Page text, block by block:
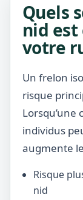
Quels
nid est
votre
Un frelon
risque
Lorsqu’une
individus
augmente
Risque
nid